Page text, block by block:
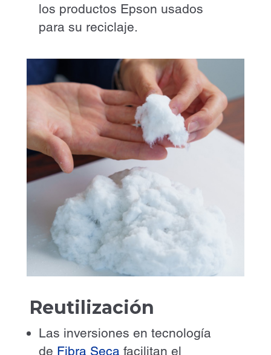
los productos Epson usados
para su reciclaje.
Reutilización
Las inversiones en tecnología
de Fibra Secafacilitan el